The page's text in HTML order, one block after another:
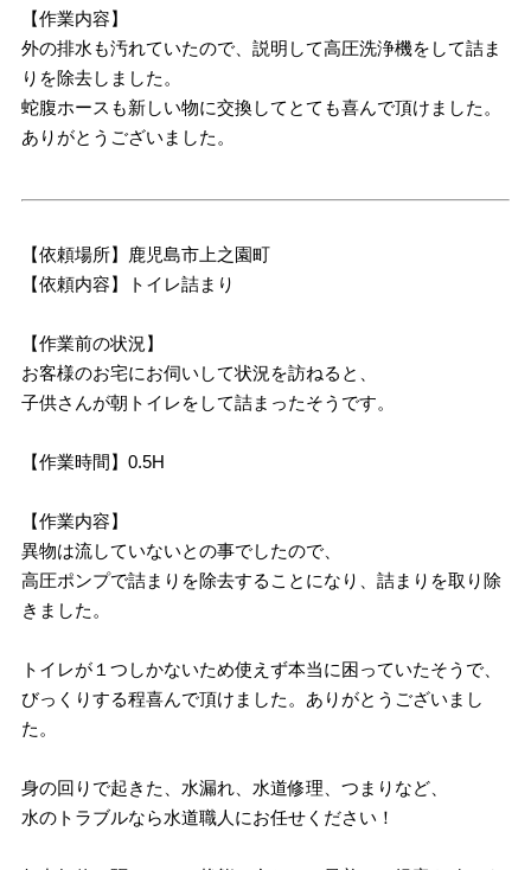
【作業内容】
外の排水も汚れていたので、説明して高圧洗浄機をして詰ま
りを除去しました。
蛇腹ホースも新しい物に交換してとても喜んで頂けました。
ありがとうございました。
【依頼場所】鹿児島市上之園町
【依頼内容】トイレ詰まり
【作業前の状況】
お客様のお宅にお伺いして状況を訪ねると、
子供さんが朝トイレをして詰まったそうです。
【作業時間】0.5H
【作業内容】
異物は流していないとの事でしたので、
高圧ポンプで詰まりを除去することになり、詰まりを取り除
きました。
トイレが１つしかないため使えず本当に困っていたそうで、
びっくりする程喜んで頂けました。ありがとうございまし
た。
身の回りで起きた、水漏れ、水道修理、つまりなど、
水のトラブルなら水道職人にお任せください！